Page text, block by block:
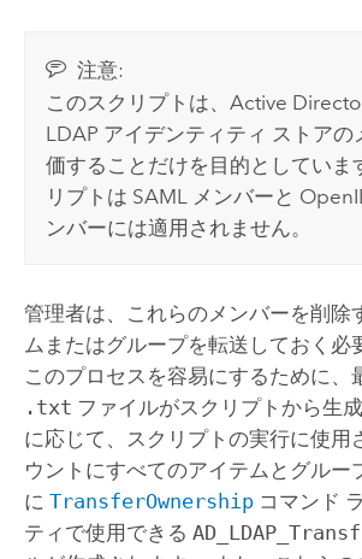
注意:
このスクリプトは、Active
LDAP アイデンティティ ストアの
価することだけを目的としていま
リプトは SAML メンバーと
ンバーには適用されません。
管理者は、これらのメンバーを削除
ムまたはグループを転送しておく必
このプロセスを容易にするために、
.txt ファイルがスクリプトから生
に応じて、スクリプトの実行に使用
ウントにすべてのアイテムとグルー
に TransferOwnershipコマンド
ティで使用できる